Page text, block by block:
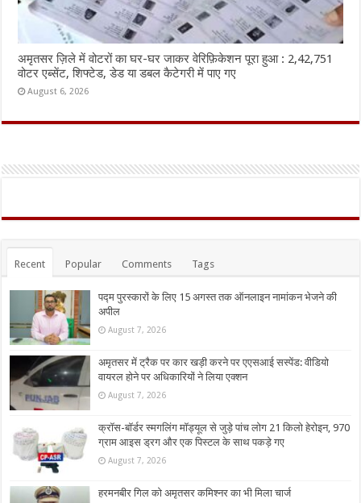
अमृतसर ज़िले में वोटरों का घर-घर जाकर वेरिफ़िकेशन पूरा हुआ : 2,42,751
वोटर एब्सेंट, शिफ्टेड, डेड या डबल कैटेगरी में पाए गए
August 6, 2026
Recent Popular Comments Tags
पद्म पुरस्कारों के लिए 15 अगस्त तक ऑनलाइन नामांकन भेजने की
अपील
August 7, 2026
अमृतसर में ट्रैक पर कार खड़ी करने पर एएसआई सस्पेंड: वीडियो
वायरल होने पर अधिकारियों ने लिया एक्शन
August 7, 2026
क्रॉस-बॉर्डर स्मगलिंग मॉड्यूल से जुड़े पांच लोग 21 किलो हेरोइन, 970
ग्राम आइस ड्रग और एक पिस्टल के साथ पकड़े गए
August 7, 2026
हरमनबीर गिल को अमृतसर कमिश्नर का भी मिला चार्ज